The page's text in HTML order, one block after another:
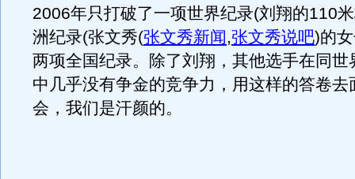
2006年只打破了一项世界纪录(刘翔的110
洲纪录(张文秀(张文秀新闻,张文秀说吧)的
两项全国纪录。除了刘翔，其他选手在同世
中几乎没有争金的竞争力，用这样的答卷去
会，我们是汗颜的。